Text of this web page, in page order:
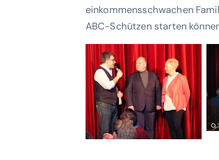
einkommensschwachen
ABC-Schützen starten